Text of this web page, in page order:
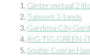
Gieter metaal 2
Tuinvork 3-tands
Gardena City
RIG-TIG GREEN-
Sophie Conran